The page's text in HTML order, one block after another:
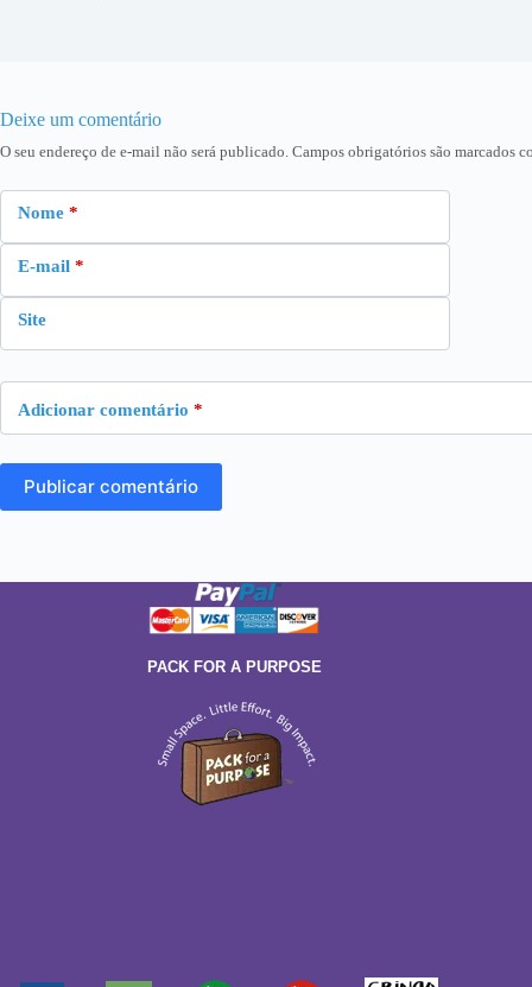
Deixe um comentário
O seu endereço de e-mail não será publicado. Campos obrigatórios são marcados
Nome *
E-mail *
Site
Adicionar comentário *
Publicar comentário
PACK FOR A PURPOSE